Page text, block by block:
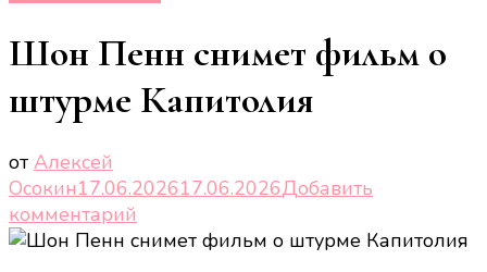
Шон Пенн снимет фильм о
штурме Капитолия
от Алексей
Осокин17.06.202617.06.2026Добавить
комментарий
записи